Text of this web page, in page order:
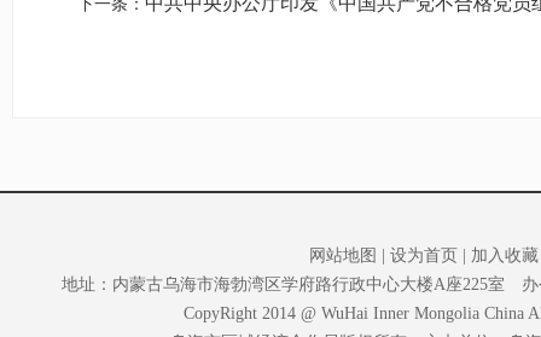
下一条：
网站地图 设为首页
加入收藏
地址：内蒙古乌海市海勃湾区学府路行政中心大楼A座225室 办
CopyRight 2014 @ WuHai Inner Mongolia China